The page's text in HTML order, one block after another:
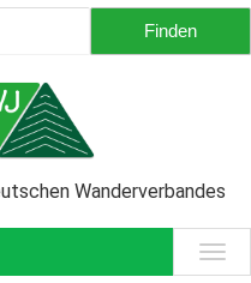
Wanderverbandes